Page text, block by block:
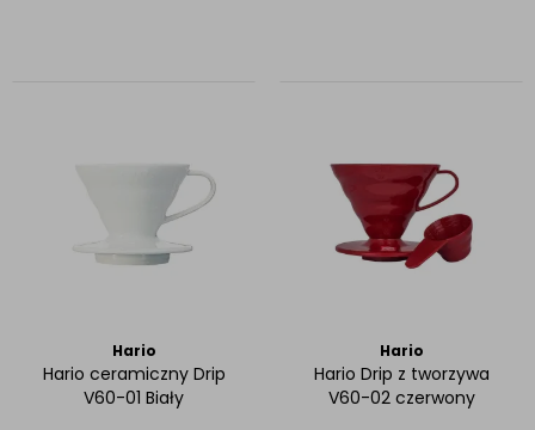
Hario
Hario ceramiczny Drip
V60-01 Biały
Hario
Hario Drip z tworzywa
V60-02 czerwony